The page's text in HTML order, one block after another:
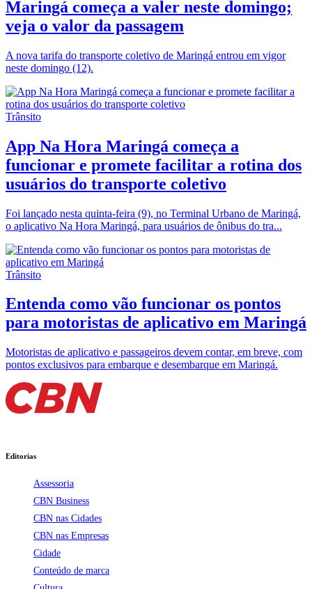
Maringá começa a valer neste domingo;
veja o valor da passagem
A nova tarifa do transporte coletivo de Maringá entrou em vigor
neste domingo (12).
Trânsito
App Na Hora Maringá começa a
funcionar e promete facilitar a rotina dos
usuários do transporte coletivo
Foi lançado nesta quinta-feira (9), no Terminal Urbano de Maringá,
o aplicativo Na Hora Maringá, para usuários de ônibus do tra...
Trânsito
Entenda como vão funcionar os pontos
para motoristas de aplicativo em Maringá
Motoristas de aplicativo e passageiros devem contar, em breve, com
pontos exclusivos para embarque e desembarque em Maringá.
Editorias
Assessoria
CBN Business
CBN nas Cidades
CBN nas Empresas
Cidade
Conteúdo de marca